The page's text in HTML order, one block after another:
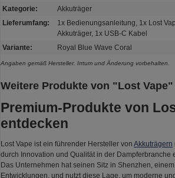
Kategorie:
Akkuträger
Lieferumfang:
1x Bedienungsanleitung, 1x Lost
Akkuträger, 1x USB-C Kabel
Variante:
Royal Blue Wave Coral
Angaben gemäß Hersteller. Irrtum und Änderung vorbehalten.
Weitere Produkte von "Lost Vape"
Premium-Produkte von
entdecken
Lost Vape ist ein führender Hersteller von Akkuträgern
durch Innovation und Qualität in der Dampferbranche
Das Unternehmen hat seinen Sitz in Shenzhen,
Entwicklungen, und nutzt diese Lage, um moderne